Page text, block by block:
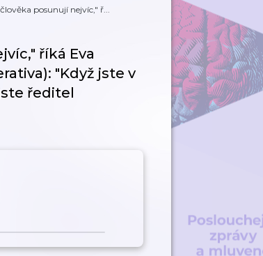
posunují nejvíc," ř...
říká Eva
"Když jste v
ředitel